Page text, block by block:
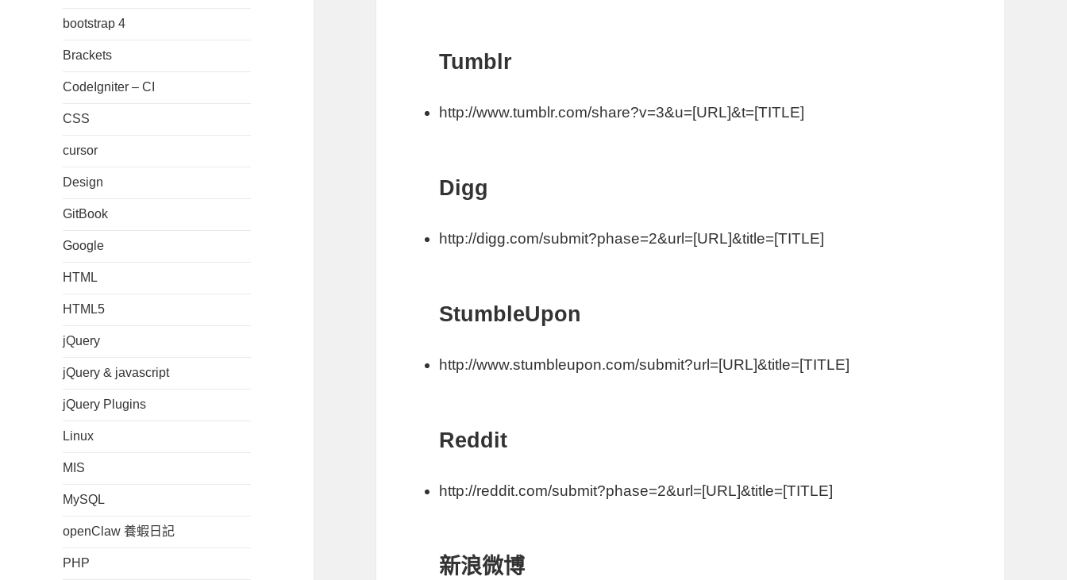
bootstrap 4
Brackets
CodeIgniter – CI
CSS
cursor
Design
GitBook
Google
HTML
HTML5
jQuery
jQuery & javascript
jQuery Plugins
Linux
MIS
MySQL
openClaw 養蝦日記
PHP
Tumblr
http://www.tumblr.com/share?v=3&u=[URL]&t=[TITLE]
Digg
http://digg.com/submit?phase=2&url=[URL]&title=[TITLE]
StumbleUpon
http://www.stumbleupon.com/submit?url=[URL]&title=[TITLE]
Reddit
http://reddit.com/submit?phase=2&url=[URL]&title=[TITLE]
新浪微博